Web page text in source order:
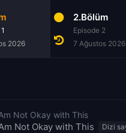
2026
2.Bölüm
Episode 2
7 Ağustos 2026
Not Okay with This
Not Okay with This